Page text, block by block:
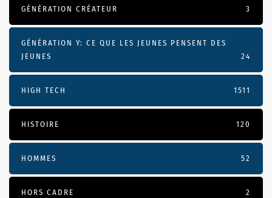
GÉNÉRATION CRÉATEUR 3
GÉNÉRATION Y: CE QUE LES JEUNES PENSENT DES
JEUNES
24
HIGH TECH 1511
HISTOIRE 120
HOMMES 52
HORS CADRE 2